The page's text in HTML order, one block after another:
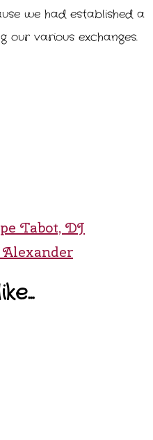
we had established a
our various exchanges.
Tabot, DJ